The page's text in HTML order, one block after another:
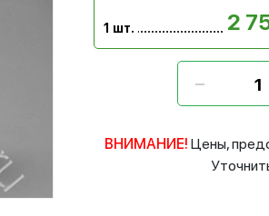
1 шт. 2
ВНИМАНИЕ! Цены,